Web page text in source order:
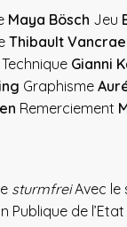
Maya Bösch Jeu
Thibault
Gianni
Graphisme
Remerciement
sturmfreiAvec le
Publique de